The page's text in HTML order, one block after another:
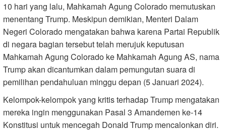
10 hari yang lalu, Mahkamah Agung Colorado memutuskan
menentang Trump. Meskipun demikian, Menteri Dalam
Negeri Colorado mengatakan bahwa karena Partai Republik
di negara bagian tersebut telah merujuk keputusan
Mahkamah Agung Colorado ke Mahkamah Agung AS, nama
Trump akan dicantumkan dalam pemungutan suara di
pemilihan pendahuluan minggu depan (5 Januari 2024).
Kelompok-kelompok yang kritis terhadap Trump mengatakan
mereka ingin menggunakan Pasal 3 Amandemen ke-14
Konstitusi untuk mencegah Donald Trump mencalonkan diri.